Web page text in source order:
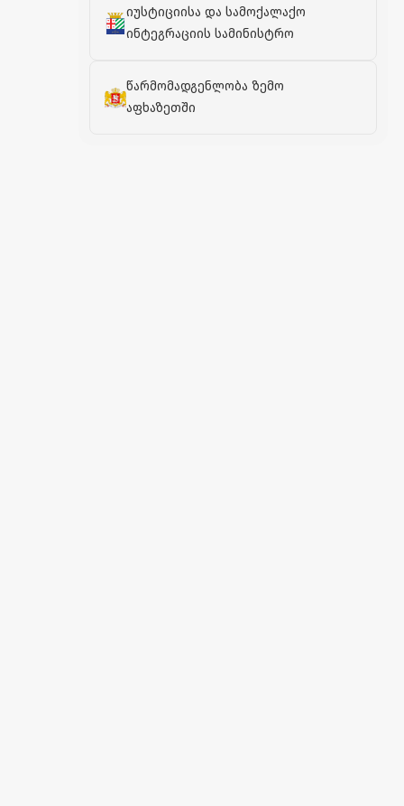
იუსტიციისა და სამოქალაქო
ინტეგრაციის სამინისტრო
წარმომადგენლობა ზემო
აფხაზეთში